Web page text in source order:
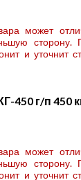
может
сторону.
и уточнит
450 г/п 450
может
сторону.
и уточнит